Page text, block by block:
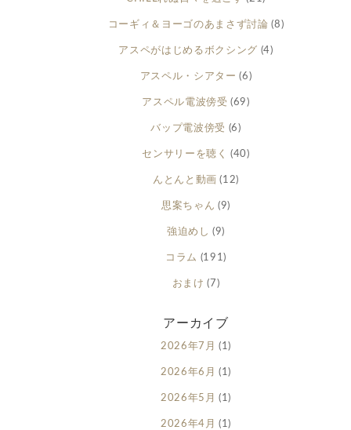
コーギィ＆ヨーゴのあまさず討論 (8)
アスペがはじめるボクシング (4)
アスペル・シアター (6)
アスペル電波傍受 (69)
バップ電波傍受 (6)
センサリーを聴く (40)
んとんと動画 (12)
思案ちゃん (9)
強迫めし (9)
コラム (191)
おまけ (7)
アーカイブ
2026年7月 (1)
2026年6月 (1)
2026年5月 (1)
2026年4月 (1)